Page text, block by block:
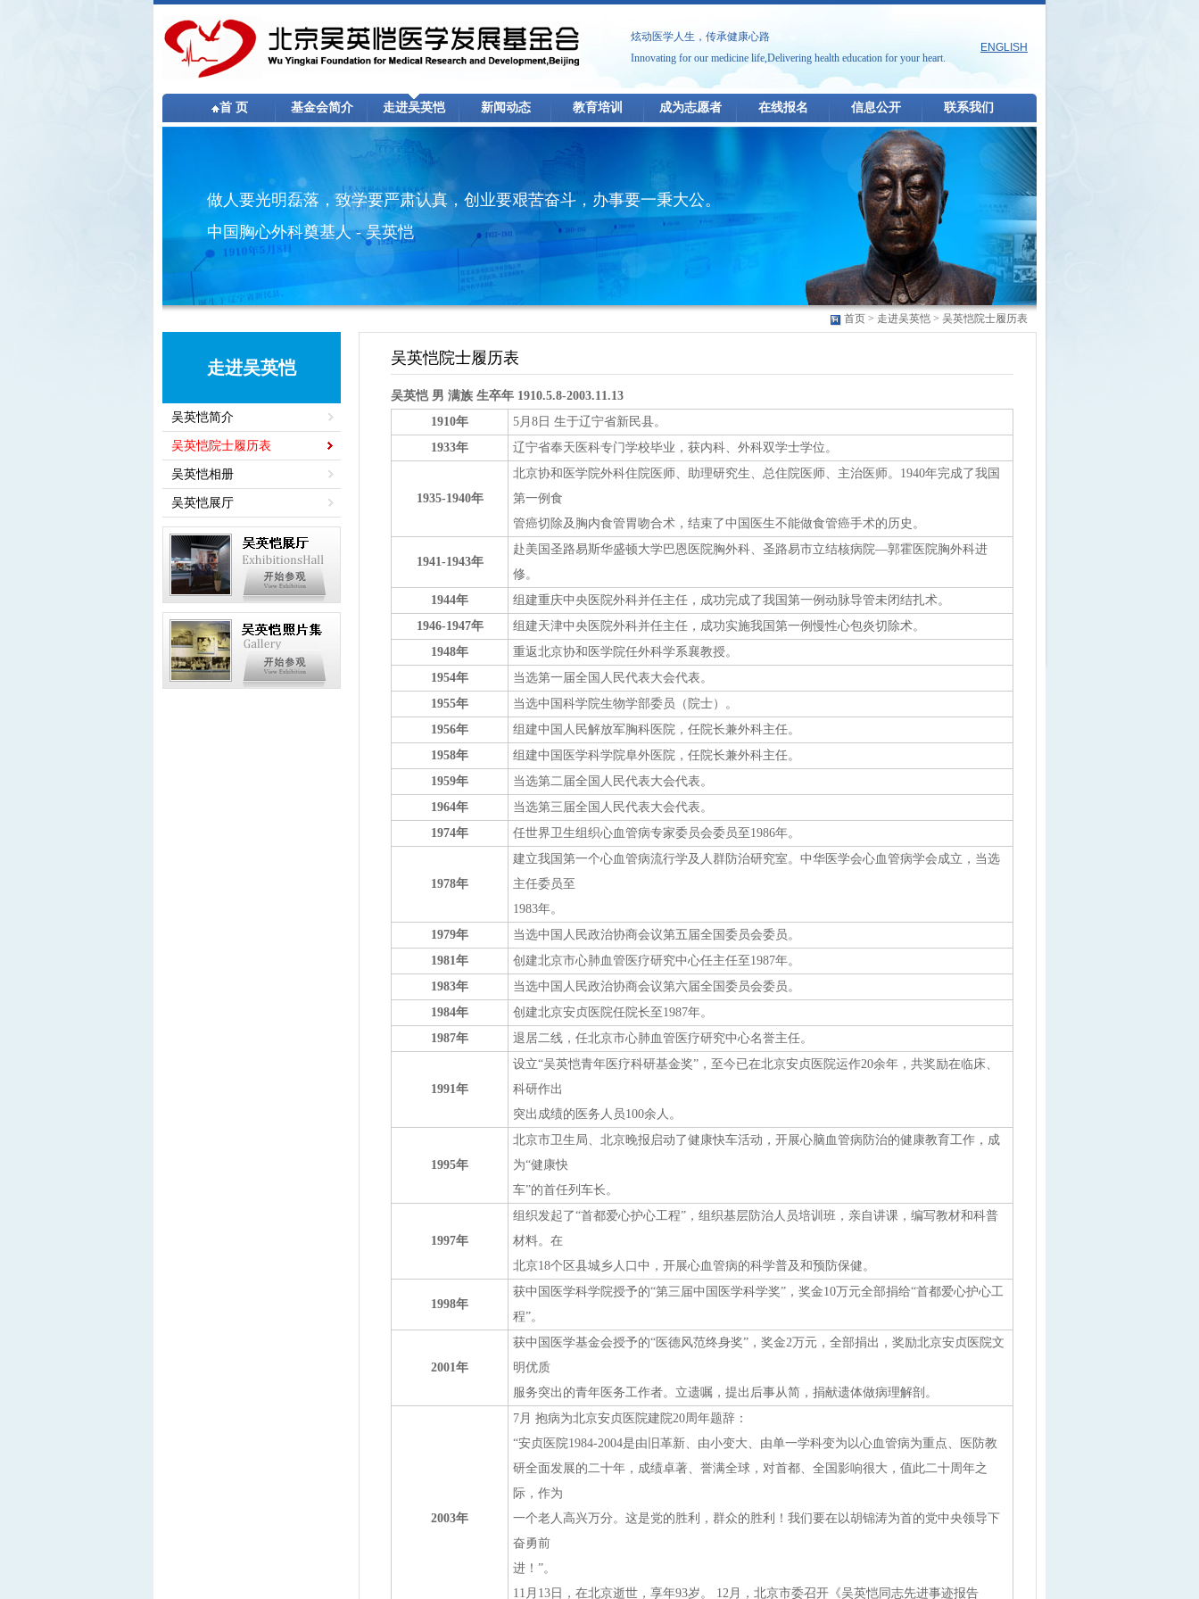
炫动医学人生，传承健康心路
Innovating for our medicine life,Delivering health education for your heart.
ENGLISH
首 页 基金会简介 走进吴英恺 新闻动态 教育培训 成为志愿者 在线报名 信息公开 联系我们
做人要光明磊落，致学要严肃认真，创业要艰苦奋斗，办事要一秉大公。
中国胸心外科奠基人 - 吴英恺
首页 > 走进吴英恺 > 吴英恺院士履历表
走进吴英恺
吴英恺简介
吴英恺院士履历表
吴英恺相册
吴英恺展厅
吴英恺院士履历表
吴英恺 男 满族 生卒年 1910.5.8-2003.11.13
1910年
5月8日 生于辽宁省新民县。
1933年
辽宁省奉天医科专门学校毕业，获内科、外科双学士学位。
1935-1940年
北京协和医学院外科住院医师、助理研究生、总住院医师、主治医师。1940年完成了我国
第一例食
管癌切除及胸内食管胃吻合术，结束了中国医生不能做食管癌手术的历史。
1941-1943年
赴美国圣路易斯华盛顿大学巴恩医院胸外科、圣路易市立结核病院—郭霍医院胸外科进
修。
1944年
组建重庆中央医院外科并任主任，成功完成了我国第一例动脉导管未闭结扎术。
1946-1947年
组建天津中央医院外科并任主任，成功实施我国第一例慢性心包炎切除术。
1948年
重返北京协和医学院任外科学系襄教授。
1954年
当选第一届全国人民代表大会代表。
1955年
当选中国科学院生物学部委员（院士）。
1956年
组建中国人民解放军胸科医院，任院长兼外科主任。
1958年
组建中国医学科学院阜外医院，任院长兼外科主任。
1959年
当选第二届全国人民代表大会代表。
1964年
当选第三届全国人民代表大会代表。
1974年
任世界卫生组织心血管病专家委员会委员至1986年。
1978年
建立我国第一个心血管病流行学及人群防治研究室。中华医学会心血管病学会成立，当选
主任委员至
1983年。
1979年
当选中国人民政治协商会议第五届全国委员会委员。
1981年
创建北京市心肺血管医疗研究中心任主任至1987年。
1983年
当选中国人民政治协商会议第六届全国委员会委员。
1984年
创建北京安贞医院任院长至1987年。
1987年
退居二线，任北京市心肺血管医疗研究中心名誉主任。
1991年
设立“吴英恺青年医疗科研基金奖”，至今已在北京安贞医院运作20余年，共奖励在临床、
科研作出
突出成绩的医务人员100余人。
1995年
北京市卫生局、北京晚报启动了健康快车活动，开展心脑血管病防治的健康教育工作，成
为“健康快
车”的首任列车长。
1997年
组织发起了“首都爱心护心工程”，组织基层防治人员培训班，亲自讲课，编写教材和科普
材料。在
北京18个区县城乡人口中，开展心血管病的科学普及和预防保健。
1998年
获中国医学科学院授予的“第三届中国医学科学奖”，奖金10万元全部捐给“首都爱心护心工
程”。
2001年
获中国医学基金会授予的“医德风范终身奖”，奖金2万元，全部捐出，奖励北京安贞医院文
明优质
服务突出的青年医务工作者。立遗嘱，提出后事从简，捐献遗体做病理解剖。
2003年
7月 抱病为北京安贞医院建院20周年题辞：
“安贞医院1984-2004是由旧革新、由小变大、由单一学科变为以心血管病为重点、医防教
研全面发展的二十年，成绩卓著、誉满全球，对首都、全国影响很大，值此二十周年之
际，作为
一个老人高兴万分。这是党的胜利，群众的胜利！我们要在以胡锦涛为首的党中央领导下
奋勇前
进！”。
11月13日，在北京逝世，享年93岁。 12月，北京市委召开《吴英恺同志先进事迹报告